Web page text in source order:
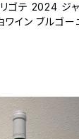
ゴテ 2024 ジャ
ワイン ブルゴー